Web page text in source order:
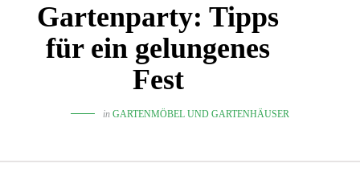
Gartenparty: Tipps
für ein gelungenes
Fest
in GARTENMÖBEL UND GARTENHÄUSER